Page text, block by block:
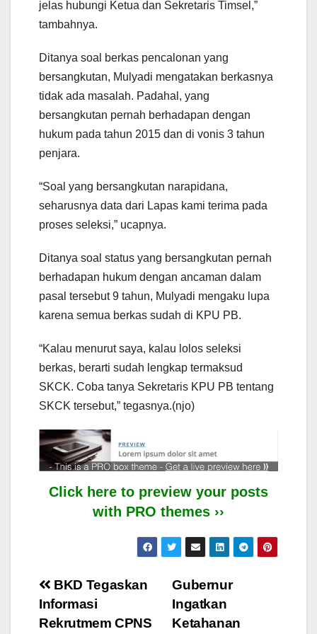
jelas hubungi Ketua dan Sekretaris Timsel,”
tambahnya.
Ditanya soal berkas pencalonan yang
bersangkutan, Mulyadi mengatakan berkasnya
tidak ada masalah. Padahal, yang
bersangkutan pernah berhadapan dengan
hukum pada tahun 2015 dan di vonis 3 tahun
penjara.
“Soal yang bersangkutan narapidana,
seharusnya data dari Lapas kami terima pada
proses seleksi,” ucapnya.
Ditanya soal status yang bersangkutan pernah
berhadapan hukum dengan ancaman dalam
pasal tersebut 9 tahun, Mulyadi mengaku lupa
karena semua berkas sudah di KPU PB.
“Kalau menurut saya, kalau lolos seleksi
berkas, berarti sudah lengkap termaksud
SKCK. Coba tanya Sekretaris KPU PB tentang
SKCK tersebut,” tegasnya.(njo)
Click here to preview your posts
with PRO themes ››
Post
navigation
Gubernur
Ingatkan
Ketahanan
BKD Tegaskan
Informasi
Rekrutmem CPNS